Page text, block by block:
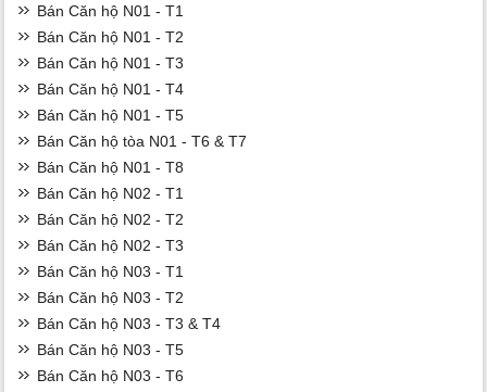
Bán Căn hộ N01 - T1
Bán Căn hộ N01 - T2
Bán Căn hộ N01 - T3
Bán Căn hộ N01 - T4
Bán Căn hộ N01 - T5
Bán Căn hộ tòa N01 - T6 & T7
Bán Căn hộ N01 - T8
Bán Căn hộ N02 - T1
Bán Căn hộ N02 - T2
Bán Căn hộ N02 - T3
Bán Căn hộ N03 - T1
Bán Căn hộ N03 - T2
Bán Căn hộ N03 - T3 & T4
Bán Căn hộ N03 - T5
Bán Căn hộ N03 - T6